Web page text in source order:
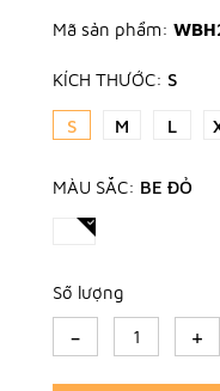
Mã sản phẩm:
KÍCH THƯỚC: S
S M L
MÀU SẮC: BE ĐỎ
Số lượng
- +